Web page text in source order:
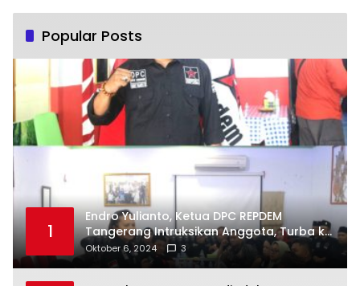
Popular Posts
1
Endro Yulianto, Ketua DPC REPDEM
Tangerang Intruksikan Anggota, Turba ke
Masyarakat Dan Jalani Apa Yang di
Putuskan RAKERCABSUS
Oktober 6, 2024 3